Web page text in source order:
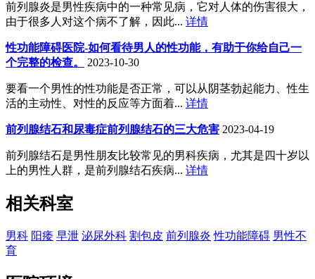
前列腺炎是男性疾病中的一种常见病，它对人体的伤害很大，
由于很多人对这个病不了解，因此... 详情
性功能障碍医院-如何看待男人的性功能，有助于你给自己一
个完整的检查。
2023-10-30
要看一个男性的性功能是否正常，可以从阴茎勃起能力、性生
活的主动性、对性的反应等方面着... 详情
前列腺结石和尿毒症前列腺结石的三大危害 2023-04-19
前列腺结石是男性朋友比较常见的男科疾病，尤其是四十岁以
上的男性人群，是前列腺结石疾病... 详情
相关科室
男科 阳痿 早泄 泌尿外科 割包皮 前列腺炎 性功能障碍 男性不
育